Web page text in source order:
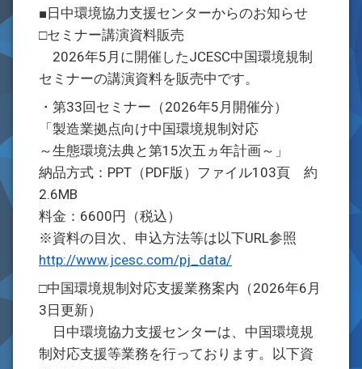
■日中環境協力支援センターからのお知らせ
□セミナー講演資料販売
2026年5月に開催したJCESC中国環境規制
セミナーの講演資料を販売中です。
・第33回セミナー（2026年5月開催分）
「製造業拠点向け中国環境規制対応
～生態環境法典と第15次五ヵ年計画～」
納品方式：PPT（PDF版）ファイル103頁 約
2.6MB
料金：6600円（税込）
※資料の目次、申込方法等は以下URL参照
http://www.jcesc.com/pj_data/
□中国環境規制対応支援業務案内（2026年6月
3日更新）
日中環境協力支援センターは、中国環境規
制対応支援等業務を行っております。以下資